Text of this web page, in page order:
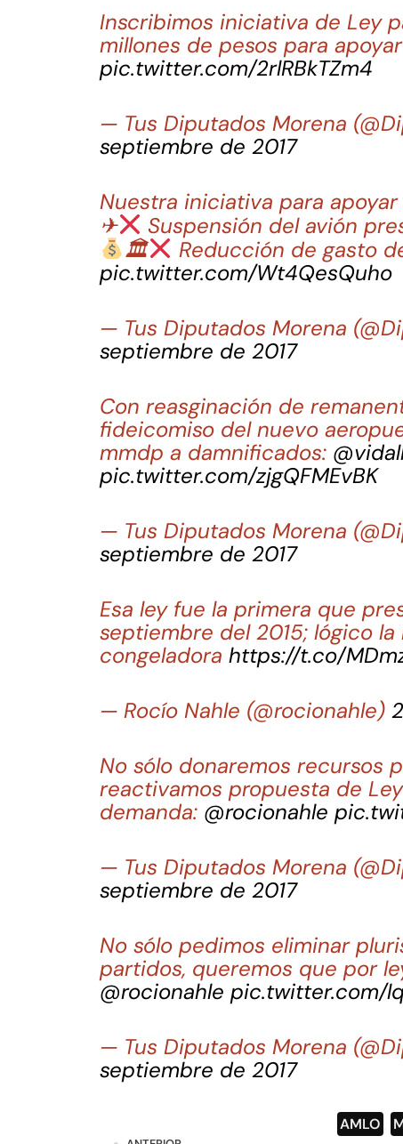
Inscribimos iniciativa de Ley
millones de pesos para
pic.twitter.com/2rlRBkTZm4
— Tus Diputados Morena
septiembre de 2017
Nuestra iniciativa para
✈
Suspensión del avión
🏛
Reducción de gasto
pic.twitter.com/Wt4QesQuho
— Tus Diputados Morena
septiembre de 2017
Con reasginación de
fideicomiso del nuevo
mmdp a damnificados:
pic.twitter.com/zjgQFMEvBK
— Tus Diputados Morena
septiembre de 2017
Esa ley fue la primera que
septiembre del 2015; lógico la
congeladora https://t.co/
— Rocío Nahle (@rocionahle)
No sólo donaremos recursos
reactivamos propuesta de
demanda: @rocionahle
— Tus Diputados Morena
septiembre de 2017
No sólo pedimos eliminar
partidos, queremos que por
@rocionahle pic.twitter.com/
— Tus Diputados Morena
septiembre de 2017
AMLO